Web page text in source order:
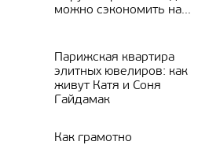
можно сэкономить на...
Парижская квартира
элитных ювелиров: как
живут Катя и Соня
Гайдамак
Как грамотно